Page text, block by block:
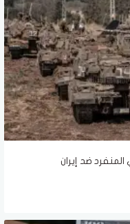
ضد إيران